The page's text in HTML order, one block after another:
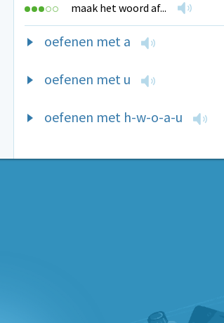
maak het woord af...
oefenen met a
oefenen met u
oefenen met h-w-o-a-u